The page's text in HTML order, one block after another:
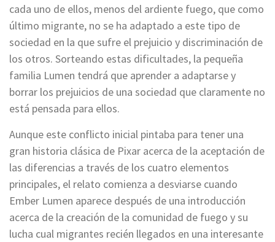
cada uno de ellos, menos del ardiente fuego, que como
último migrante, no se ha adaptado a este tipo de
sociedad en la que sufre el prejuicio y discriminación de
los otros. Sorteando estas dificultades, la pequeña
familia Lumen tendrá que aprender a adaptarse y
borrar los prejuicios de una sociedad que claramente no
está pensada para ellos.
Aunque este conflicto inicial pintaba para tener una
gran historia clásica de Pixar acerca de la aceptación de
las diferencias a través de los cuatro elementos
principales, el relato comienza a desviarse cuando
Ember Lumen aparece después de una introducción
acerca de la creación de la comunidad de fuego y su
lucha cual migrantes recién llegados en una interesante